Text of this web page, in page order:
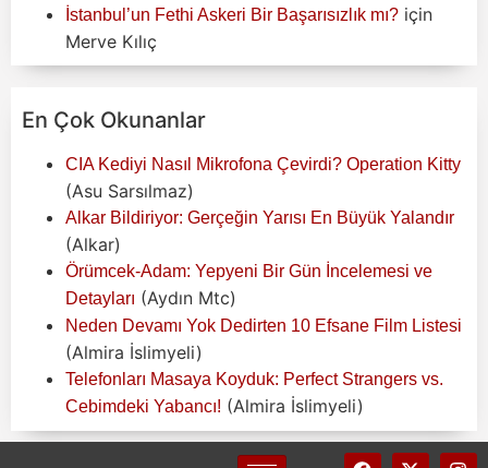
İstanbul’un Fethi Askeri Bir Başarısızlık mı? için
Merve Kılıç
En Çok Okunanlar
CIA Kediyi Nasıl Mikrofona Çevirdi? Operation Kitty
(Asu Sarsılmaz)
Alkar Bildiriyor: Gerçeğin Yarısı En Büyük Yalandır
(Alkar)
Örümcek-Adam: Yepyeni Bir Gün İncelemesi ve
Detayları (Aydın Mtc)
Neden Devamı Yok Dedirten 10 Efsane Film Listesi
(Almira İslimyeli)
Telefonları Masaya Koyduk: Perfect Strangers vs.
Cebimdeki Yabancı! (Almira İslimyeli)